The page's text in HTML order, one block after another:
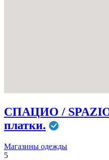
СПАЦИО /
платки.
Магазины одежды
5